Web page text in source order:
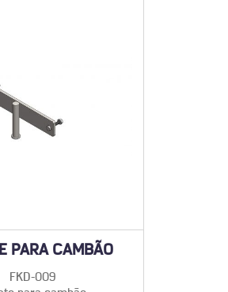
PARA CAMBÃO
FKD-009